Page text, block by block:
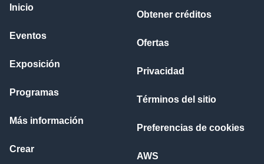
Inicio
Eventos
Exposición
Programas
Más información
Crear
Obtener créditos
Ofertas
Privacidad
Términos del sitio
Preferencias de cookies
AWS